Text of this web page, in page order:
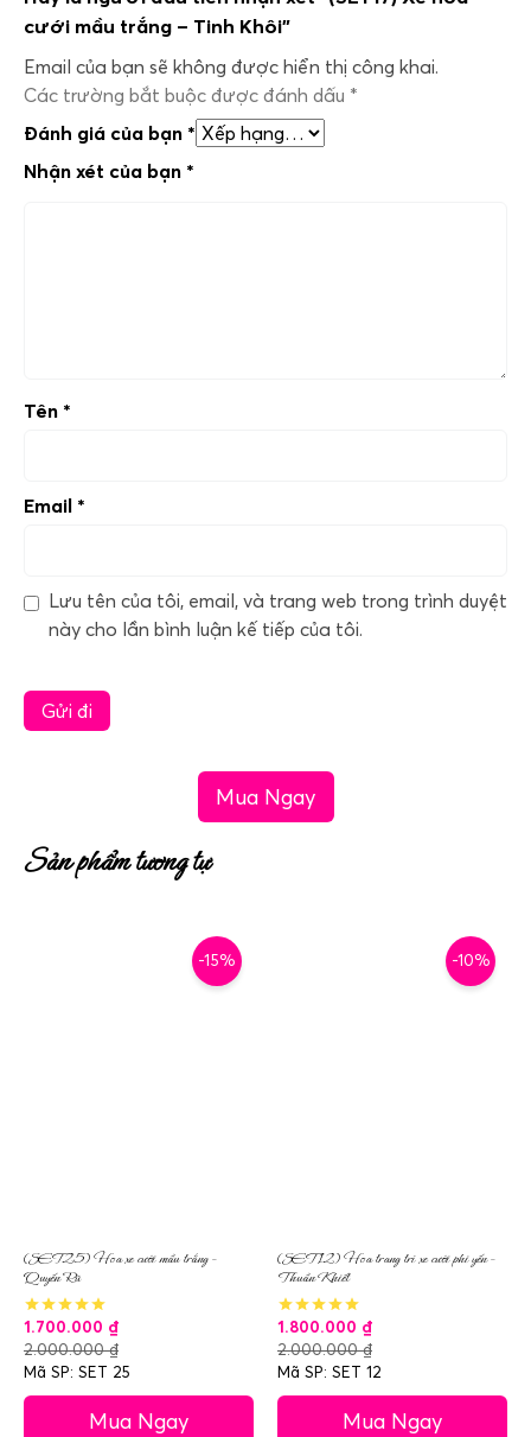
cưới mầu trắng – Tinh Khôi”
Email của bạn sẽ không được hiển thị công khai.
Các trường bắt buộc được đánh dấu *
Đánh giá của bạn *
Nhận xét của bạn *
Tên *
Email *
Lưu tên của tôi, email, và trang web trong trình duyệt
này cho lần bình luận kế tiếp của tôi.
Mua Ngay
Sản phẩm tương tự
-15%
(SET25) Hoa xe cưới mầu trắng –
Quyến Rũ
1.700.000 ₫
2.000.000₫
Mã SP: SET 25
Mua Ngay
-10%
(SET12) Hoa trang trí xe cưới phi yến –
Thuần Khiết
1.800.000 ₫
2.000.000₫
Mã SP: SET 12
Mua Ngay